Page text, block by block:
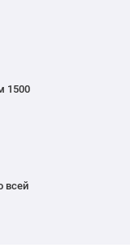
1500
всей